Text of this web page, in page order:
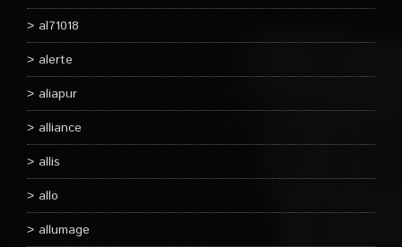
al71018
alerte
aliapur
alliance
allis
allo
allumage